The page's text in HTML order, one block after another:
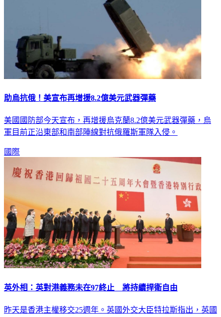
助烏抗俄！美宣布再增援8.2億美元武器彈藥
美國國防部今天宣布，再增援烏克蘭8.2億美元武器彈藥，烏
軍目前正沿東部和南部陣線對抗俄羅斯軍隊入侵。
國際
英外相：英對港義務未在97終止 將持續捍衛自由
昨天是香港主權移交25週年。英國外交大臣特拉斯指出，英國